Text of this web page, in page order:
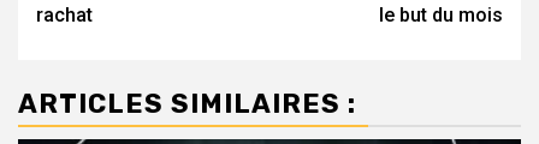
rachat
le but du mois
ARTICLES SIMILAIRES :